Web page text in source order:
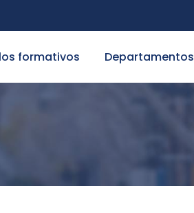
formativos Departamentos